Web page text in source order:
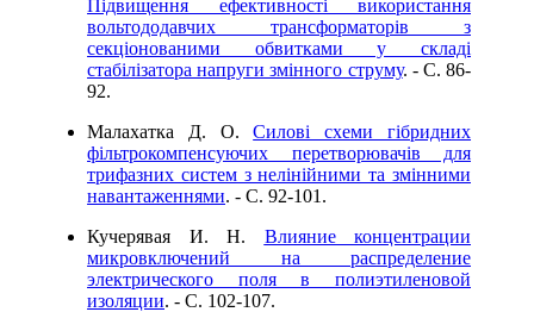
Підвищення ефективності використання
вольтододавчих трансформаторів з
секціонованими обвитками у складі
стабілізатора напруги змінного струму. - C. 86-
92.
Малахатка Д. О.Силові схеми гібридних
фільтрокомпенсуючих перетворювачів для
трифазних систем з нелінійними та змінними
навантаженнями. - C. 92-101.
Кучерявая И. Н. Влияние концентрации
микровключений на распределение
электрического поля в полиэтиленовой
изоляции. - C. 102-107.